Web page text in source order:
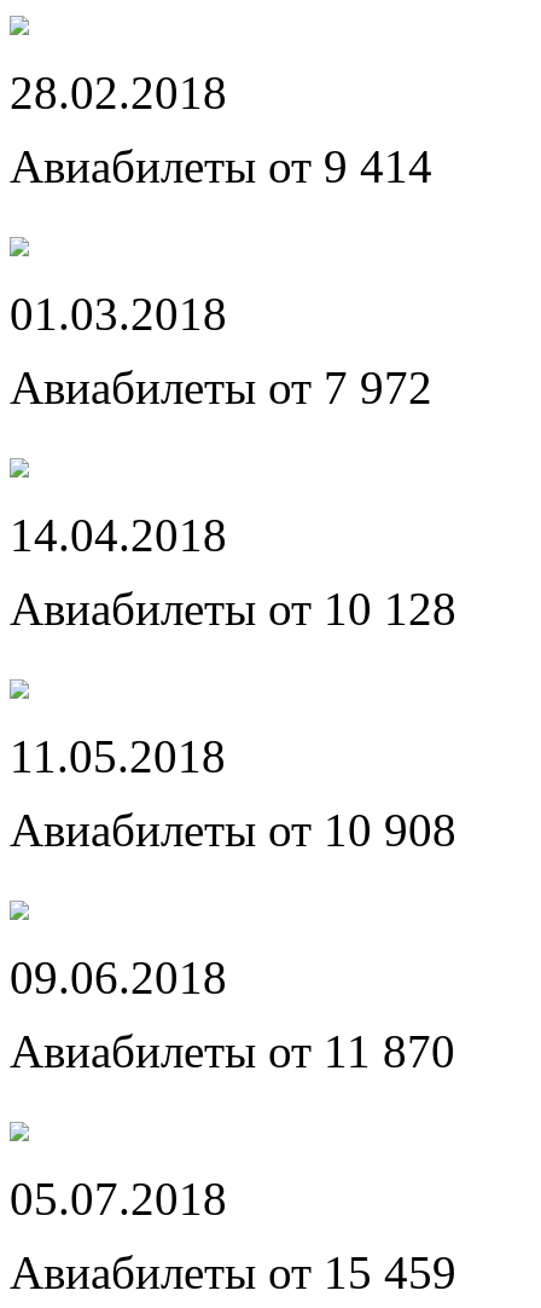
28.02.2018
Авиабилеты от 9 414
01.03.2018
Авиабилеты от 7 972
14.04.2018
Авиабилеты от 10 128
11.05.2018
Авиабилеты от 10 908
09.06.2018
Авиабилеты от 11 870
05.07.2018
Авиабилеты от 15 459